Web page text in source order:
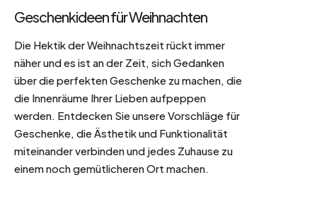
Geschenkideen für Weihnachten
Die Hektik der Weihnachtszeit rückt immer
näher und es ist an der Zeit, sich Gedanken
über die perfekten Geschenke zu machen, die
die Innenräume Ihrer Lieben aufpeppen
werden. Entdecken Sie unsere Vorschläge für
Geschenke, die Ästhetik und Funktionalität
miteinander verbinden und jedes Zuhause zu
einem noch gemütlicheren Ort machen.